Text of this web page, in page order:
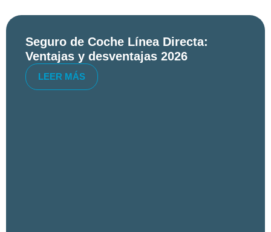
Seguro de Coche Línea Directa:
Ventajas y desventajas 2026
LEER MÁS